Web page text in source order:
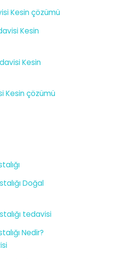
Kesin çözümü
Kesin
Kesin
Kesin çözümü
Doğal
tedavisi
Nedir?